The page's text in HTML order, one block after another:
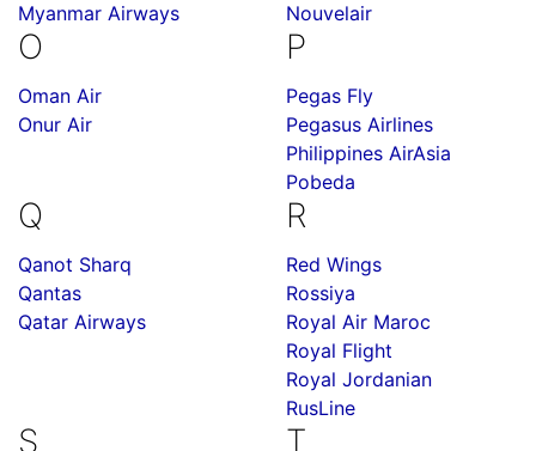
Myanmar Airways
Nouvelair
O
Oman Air
Onur Air
P
Pegas Fly
Pegasus Airlines
Philippines AirAsia
Pobeda
Q
Qanot Sharq
Qantas
Qatar Airways
R
Red Wings
Rossiya
Royal Air Maroc
Royal Flight
Royal Jordanian
RusLine
S T